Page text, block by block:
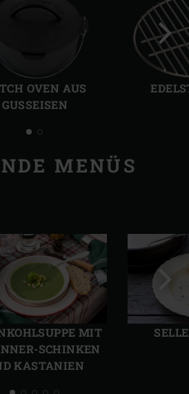
OVEN AUS
GUSSEISEN
Folie
MENÜS
MIT
SCHINKEN
KASTANIEN
Folie